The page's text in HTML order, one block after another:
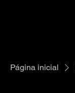
Página inicial